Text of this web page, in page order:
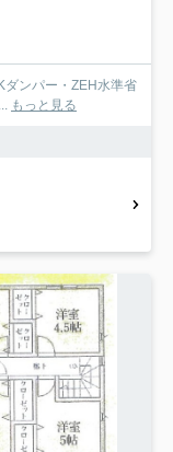
ダンパー・ZEH水準省
... もっと見る